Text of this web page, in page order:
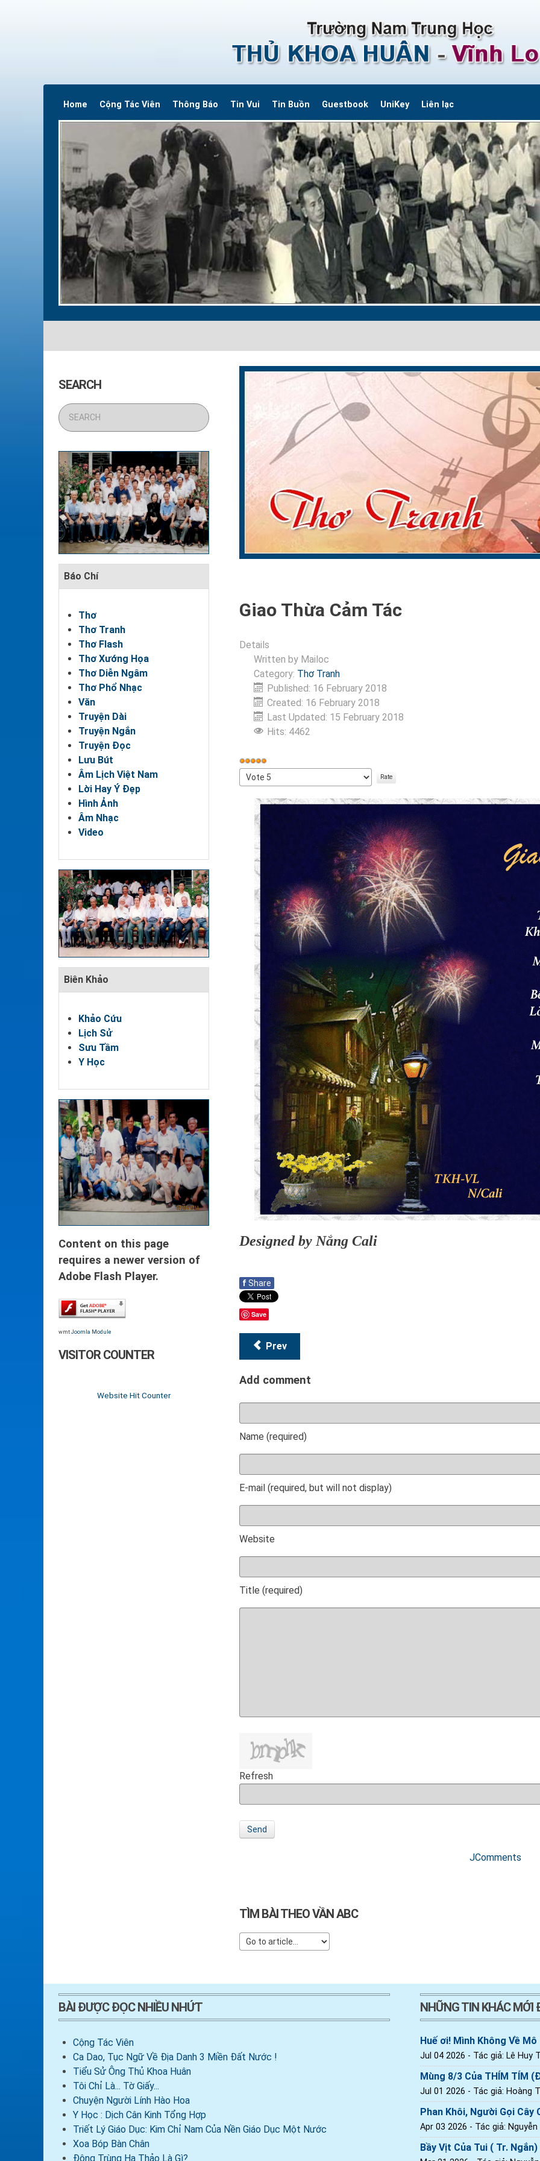
Home Cộng Tác Viên Thông Báo Tin Vui Tin Buồn Guestbook UniKey Liên lạc
SEARCH
Báo Chí
Thơ
Thơ Tranh
Thơ Flash
Thơ Xướng Họa
Thơ Diễn Ngâm
Thơ Phổ Nhạc
Văn
Truyện Dài
Truyện Ngắn
Truyện Đọc
Lưu Bút
Âm Lịch Việt Nam
Lời Hay Ý Đẹp
Hình Ảnh
Âm Nhạc
Video
Biên Khảo
Khảo Cứu
Lịch Sử
Sưu Tầm
Y Học
Content on this page
requires a newer version of
Adobe Flash Player.
wmt Joomla Module
VISITOR COUNTER
Website Hit Counter
Giao Thừa Cảm Tác
Details
Written by Mailoc
Category: Thơ Tranh
Published: 16 February 2018
Created: 16 February 2018
Last Updated: 15 February 2018
Hits: 4462
User
Rating:
Please
Rate
Designed by Nắng Cali
f Share
Save
Prev
Add comment
Name (required)
E-mail (required, but will not display)
Website
Title (required)
Refresh
Send
JComments
TÌM BÀI THEO VẦN ABC
BÀI ĐƯỢC ĐỌC NHIỀU NHỨT
Cộng Tác Viên
Ca Dao, Tục Ngữ Về Địa Danh 3 Miền Đất Nước !
Tiểu Sử Ông Thủ Khoa Huân
Tôi Chỉ Là... Tờ Giấy...
Chuyện Người Lính Hào Hoa
Y Học : Dịch Cân Kinh Tổng Hợp
Triết Lý Giáo Dục: Kim Chỉ Nam Của Nền Giáo Dục Một Nước
Xoa Bóp Bàn Chân
Đông Trùng Hạ Thảo Là Gì?
NHỮNG TIN KHÁC MỚI
Huế ơi! Mình Không Về Mô
Jul 04 2026 - Tác giả: Lê Huy
Mùng 8/3 Của THÍM TÍM
Jul 01 2026 - Tác giả: Hoàng
Phan Khôi, Người Gọi Cây
Apr 03 2026 - Tác giả:
Bầy Vịt Của Tui ( Tr. Ngắn)